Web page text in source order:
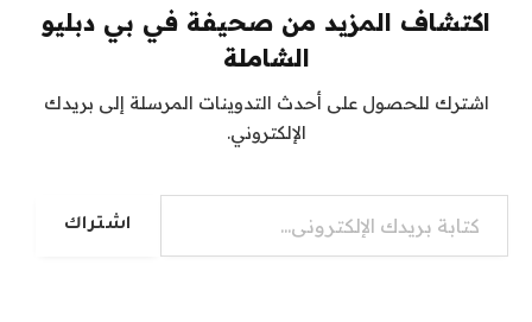
اكتشاف المزيد من صحيفة في بي دبليو
الشاملة
اشترك للحصول على أحدث التدوينات المرسلة إلى بريدك
الإلكتروني.
كتابة بريدك الإلكتروني...
اشتراك